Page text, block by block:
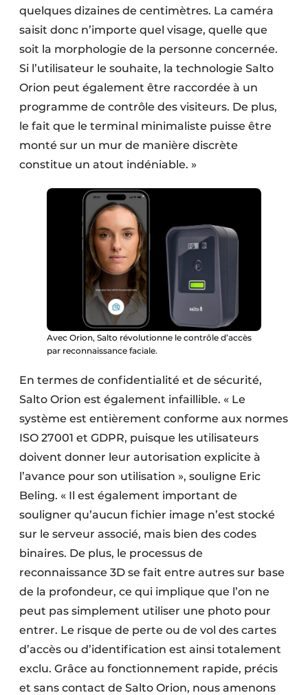
quelques dizaines de centimètres. La caméra
saisit donc n’importe quel visage, quelle que
soit la morphologie de la personne concernée.
Si l’utilisateur le souhaite, la technologie Salto
Orion peut également être raccordée à un
programme de contrôle des visiteurs. De plus,
le fait que le terminal minimaliste puisse être
monté sur un mur de manière discrète
constitue un atout indéniable. »
Avec Orion, Salto révolutionne le contrôle d’accès
par reconnaissance faciale.
En termes de confidentialité et de sécurité,
Salto Orion est également infaillible. « Le
système est entièrement conforme aux normes
ISO 27001 et GDPR, puisque les utilisateurs
doivent donner leur autorisation explicite à
l’avance pour son utilisation », souligne Eric
Beling. « Il est également important de
souligner qu’aucun fichier image n’est stocké
sur le serveur associé, mais bien des codes
binaires. De plus, le processus de
reconnaissance 3D se fait entre autres sur base
de la profondeur, ce qui implique que l’on ne
peut pas simplement utiliser une photo pour
entrer. Le risque de perte ou de vol des cartes
d’accès ou d’identification est ainsi totalement
exclu. Grâce au fonctionnement rapide, précis
et sans contact de Salto Orion, nous amenons